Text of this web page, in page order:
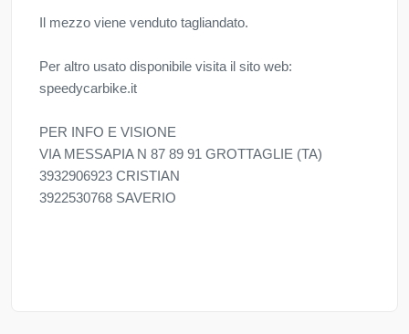
Il mezzo viene venduto tagliandato.
Per altro usato disponibile visita il sito web:
speedycarbike.it
PER INFO E VISIONE
VIA MESSAPIA N 87 89 91 GROTTAGLIE (TA)
3932906923 CRISTIAN
3922530768 SAVERIO